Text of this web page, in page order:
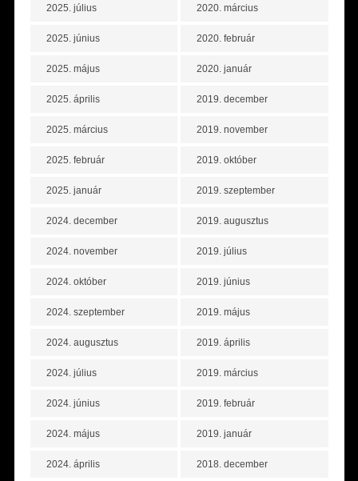
2025. július
2025. június
2025. május
2025. április
2025. március
2025. február
2025. január
2024. december
2024. november
2024. október
2024. szeptember
2024. augusztus
2024. július
2024. június
2024. május
2024. április
2020. március
2020. február
2020. január
2019. december
2019. november
2019. október
2019. szeptember
2019. augusztus
2019. július
2019. június
2019. május
2019. április
2019. március
2019. február
2019. január
2018. december